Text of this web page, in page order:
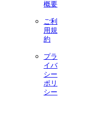
概要
ご利
用規
約
プラ
イバ
シー
ポリ
シー